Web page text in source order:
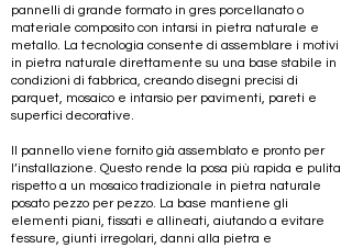
pannelli di grande formato in gres porcellanato o
materiale composito con intarsi in pietra naturale e
metallo. La tecnologia consente di assemblare i motivi
in pietra naturale direttamente su una base stabile in
condizioni di fabbrica, creando disegni precisi di
parquet, mosaico e intarsio per pavimenti, pareti e
superfici decorative.
Il pannello viene fornito già assemblato e pronto per
l’installazione. Questo rende la posa più rapida e pulita
rispetto a un mosaico tradizionale in pietra naturale
posato pezzo per pezzo. La base mantiene gli
elementi piani, fissati e allineati, aiutando a evitare
fessure, giunti irregolari, danni alla pietra e